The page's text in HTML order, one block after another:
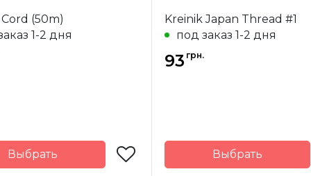
Метраж
Состав
(50m)
1-2 дня
Выбрать
Kreinik Japan Thread #1
под заказ 1-2 дня
93 грн.
Выбрать